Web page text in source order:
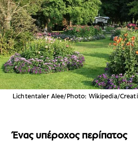
Lichtentaler Alee/Photo: Wikipedia/
Ένας υπέροχος περίπατος